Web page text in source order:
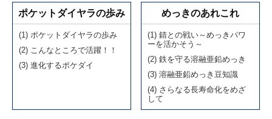
ポケットダイヤラの歩み
(1) ポケットダイヤラの歩み
(2) こんなところで活躍！！
(3) 進化するポケダイ
めっきのあれこれ
(1) 錆との戦い～めっきパワ
ーを活かそう～
(2) 鉄を守る溶融亜鉛めっき
(3) 溶融亜鉛めっき豆知識
(4) さらなる長寿命化をめざ
して